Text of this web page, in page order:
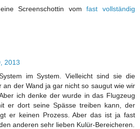
Screenschottin vomfast vollständig
2013
im System. Vielleicht sind sie die
an der Wand ja gar nicht so saugut wie wir
ich denke der wurde in das Flugzeug
er dort seine Spässe treiben kann, der
er keinen Prozess. Aber das ist ja fast
anderen sehr lieben Kulür-Bereicheren.